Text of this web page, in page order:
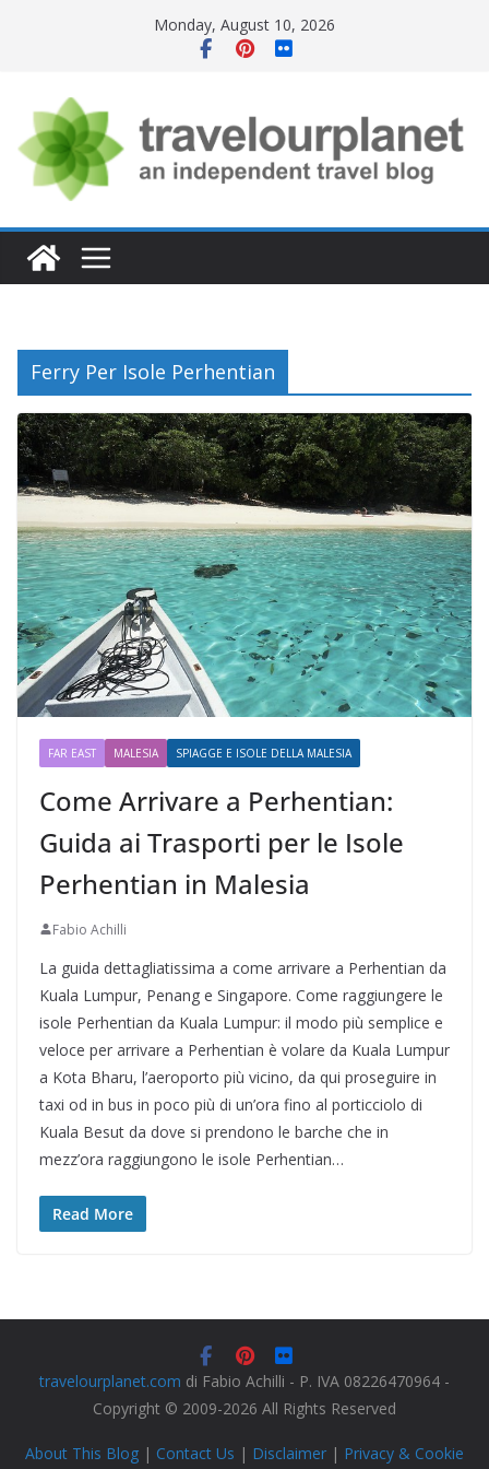
Monday, August 10, 2026
Ferry Per Isole Perhentian
FAR EAST MALESIA SPIAGGE E ISOLE DELLA MALESIA
Come Arrivare a Perhentian:
Guida ai Trasporti per le Isole
Perhentian in Malesia
Fabio Achilli
La guida dettagliatissima a come arrivare a Perhentian da
Kuala Lumpur, Penang e Singapore. Come raggiungere le
isole Perhentian da Kuala Lumpur: il modo più semplice e
veloce per arrivare a Perhentian è volare da Kuala Lumpur
a Kota Bharu, l’aeroporto più vicino, da qui proseguire in
taxi od in bus in poco più di un’ora fino al porticciolo di
Kuala Besut da dove si prendono le barche che in
mezz’ora raggiungono le isole Perhentian…
Read More
travelourplanet.com di Fabio Achilli - P. IVA 08226470964 -
Copyright © 2009-2026 All Rights Reserved
About This Blog | Contact Us | Disclaimer | Privacy & Cookie